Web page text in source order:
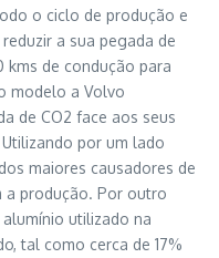
o ciclo de produção e
a sua pegada de
de condução para
modelo a Volvo
de CO2 face aos seus
por um lado
maiores causadores de
a produção. Por outro
utilizado na
tal como cerca de 17%